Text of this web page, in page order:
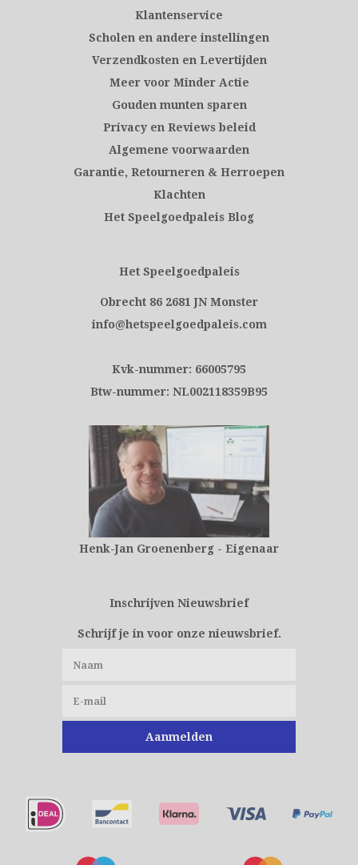
Klantenservice
Scholen en andere instellingen
Verzendkosten en Levertijden
Meer voor Minder Actie
Gouden munten sparen
Privacy en Reviews beleid
Algemene voorwaarden
Garantie, Retourneren & Herroepen
Klachten
Het Speelgoedpaleis Blog
Het Speelgoedpaleis
Obrecht 86 2681 JN Monster
info@hetspeelgoedpaleis.com
Kvk-nummer: 66005795
Btw-nummer: NL002118359B95
Henk-Jan Groenenberg - Eigenaar
Inschrijven Nieuwsbrief
Schrijf je in voor onze nieuwsbrief.
Aanmelden